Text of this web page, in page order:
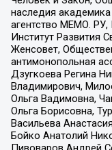
наследия
агентство МЕМО. РУ,
Институт Развития
Женсовет,
антимонопольная
Дзугкоева Регина
Владимирович,
Ольга Вадимовна,
Ольга Борисовна,
Васильева
Бойко Анатолий